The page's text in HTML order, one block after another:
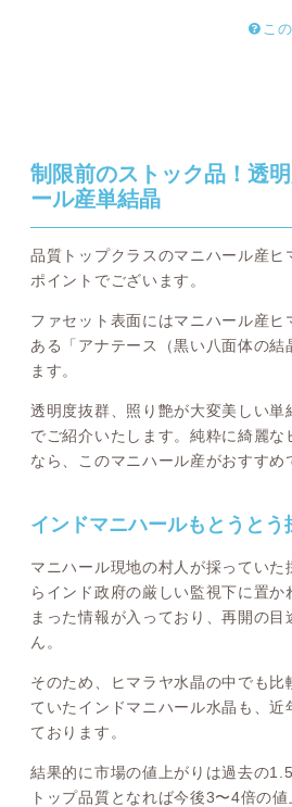
こ
制限前のストック品！透
ール産単結晶
品質トップクラスのマニハール産ヒ
ポイントでございます。
ファセット表面にはマニハール産ヒ
ある「アナテース（黒い八面体の結
ます。
透明度抜群、照り艶が大変美しい単
でご紹介いたします。純粋に綺麗な
なら、このマニハール産がおすすめ
インドマニハールもとうとう
マニハール現地の村人が採ってい
らインド政府の厳しい監視下に置か
まった情報が入っており、再開の
ん。
そのため、ヒマラヤ水晶の中でも
ていたインドマニハール水晶も、近
ております。
結果的に市場の値上がりは過去の
トップ品質となれば今後3〜4倍の